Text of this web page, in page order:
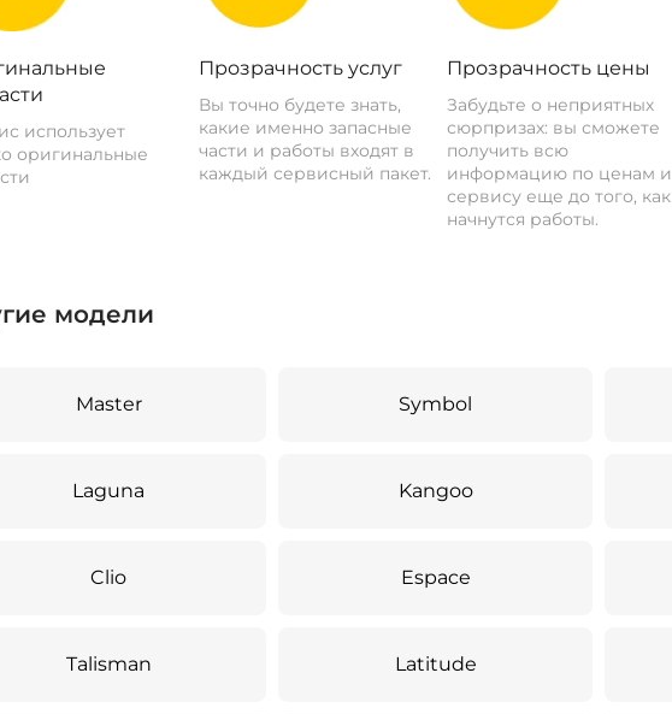
использует
оригинальные
Прозрачность услуг
Вы точно будете знать,
какие именно запасные
части и работы входят в
каждый сервисный пакет.
Прозрачность цены
Забудьте о неприятных
сюрпризах: вы сможете
получить всю
информацию по ценам и
сервису еще до того, как
начнутся работы.
модели
Master Symbol
Laguna Kangoo
Clio Espace
Talisman Latitude